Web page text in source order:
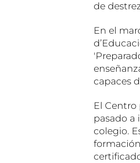
de
En el
capaces
El
pasado a
colegio.